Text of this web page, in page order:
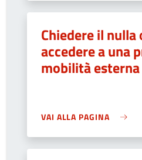
Chiedere il nulla
accedere a una
mobilità esterna
VAI ALLA PAGINA